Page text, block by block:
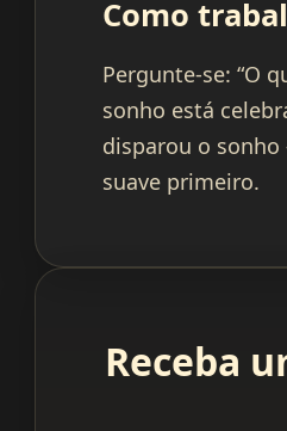
Como
Pergunte-se: “O
sonho está
disparou o
suave primeiro.
Receba